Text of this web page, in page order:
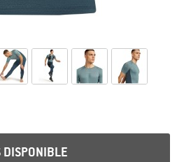
DISPONIBLE